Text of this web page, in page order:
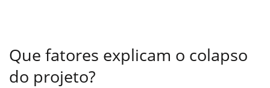
Que fatores explicam o colapso
do projeto?